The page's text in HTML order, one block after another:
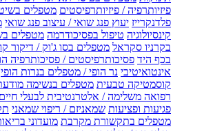
פיזיותרפיה / פיזיותרפיסטים מטפלים
פלדנקרייז יעוץ פנג שואי / עיצוב פנג שואי
קינסיולוגיה טיפול בפסיכודרמה מטפלים
בקרניו סקראל מטפלים בסו ג'וק / דיקור
בכף היד פסיכותרפיסטים / פסיכותרפיה
אינטואיטיבי נר הופי / מטפלים בנרות הופי
קוסמטיקה טבעית מטפלים בנשימה
רפואה משלימה / אלטרנטיבית לבעלי חיים
פגיעות ופציעות שמאניזם / ריפוי שמאני
מטפלים בתקשורת מקרבת מועדוני